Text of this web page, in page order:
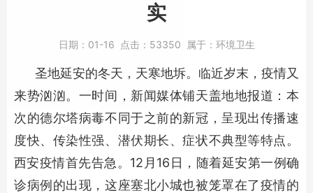
实
日期： 01-16 点击： 53350 属于： 环境卫生
圣地延安的冬天，天寒地坼。临近岁末，疫情又
来势汹汹。一时间，新闻媒体铺天盖地地报道：本
次的德尔塔病毒不同于之前的新冠，呈现出传播速
度快、传染性强、潜伏期长、症状不典型等特点。
西安疫情首先告急。12月16日，随着延安第一例确
诊病例的出现，这座塞北小城也被笼罩在了疫情的